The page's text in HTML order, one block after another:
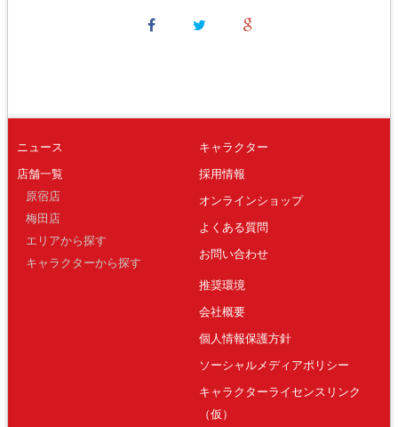
ニュース
店舗一覧
原宿店
梅田店
エリアから探す
キャラクターから探す
キャラクター
採用情報
オンラインショップ
よくある質問
お問い合わせ
推奨環境
会社概要
個人情報保護方針
ソーシャルメディアポリシー
キャラクターライセンスリンク
（仮）